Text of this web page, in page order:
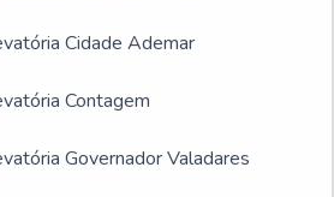
Cidade Ademar
Contagem
Governador Valadares